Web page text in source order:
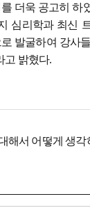
더욱 공고히 하
심리학과 최신
발굴하여 강사
고 밝혔다.
해서 어떻게 생각